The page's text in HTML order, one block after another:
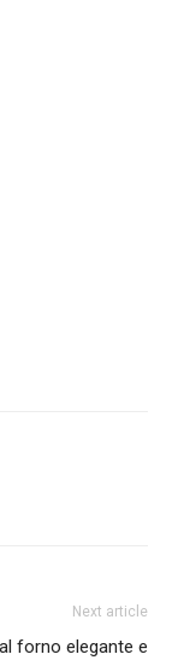
Next article
forno elegante e